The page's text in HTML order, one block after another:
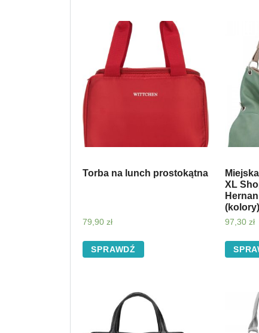
Torba na lunch prostokątna
79,90 zł
SPRAWDŹ
XL
(kolory)
97,30 zł